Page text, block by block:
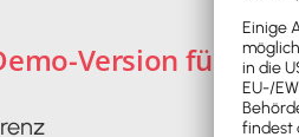
Version für